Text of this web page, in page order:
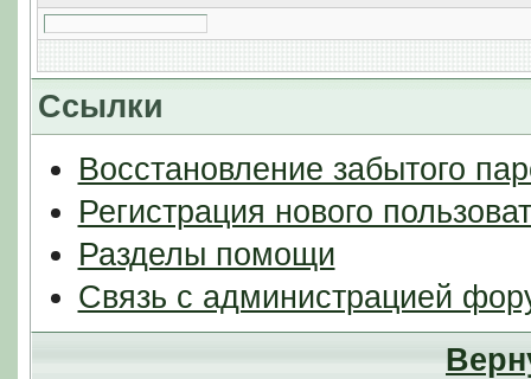
Ссылки
Восстановление забытого
Регистрация нового
Разделы помощи
Связь с администрацией